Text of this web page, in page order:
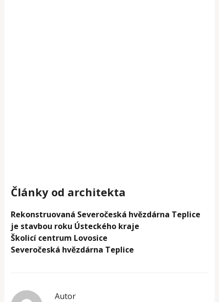
Články od architekta
Rekonstruovaná Severočeská hvězdárna Teplice
je stavbou roku Ústeckého kraje
Školicí centrum Lovosice
Severočeská hvězdárna Teplice
Autor